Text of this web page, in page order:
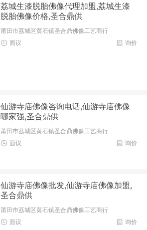
荔城生漆脱胎佛像代理加盟,荔城生漆
脱胎佛像价格,圣合鼎供
莆田市荔城区黄石镇圣合鼎佛像工艺商行
询价
面议
仙游寺庙佛像咨询电话,仙游寺庙佛像
哪家强,圣合鼎供
莆田市荔城区黄石镇圣合鼎佛像工艺商行
询价
面议
仙游寺庙佛像批发,仙游寺庙佛像加盟,
圣合鼎供
莆田市荔城区黄石镇圣合鼎佛像工艺商行
询价
面议